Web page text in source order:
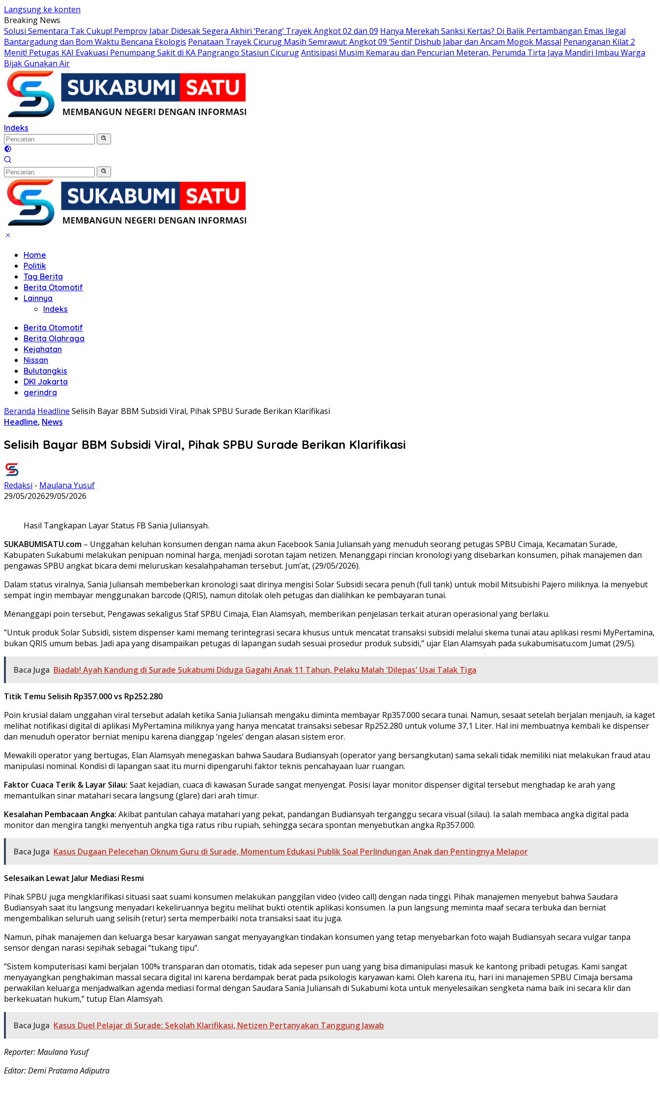
Langsung ke konten
Breaking News
Solusi Sementara Tak Cukup! Pemprov Jabar Didesak Segera Akhiri ‘Perang’ Trayek Angkot 02 dan 09 Hanya Merekah Sanksi Kertas? Di Balik Pertambangan Emas Ilegal
Bantargadung dan Bom Waktu Bencana Ekologis Penataan Trayek Cicurug Masih Semrawut: Angkot 09 ‘Sentil’ Dishub Jabar dan Ancam Mogok Massal Penanganan Kilat 2
Menit! Petugas KAI Evakuasi Penumpang Sakit di KA Pangrango Stasiun CicurugAntisipasi Musim Kemarau dan Pencurian Meteran, Perumda Tirta Jaya Mandiri Imbau Warga
Bijak Gunakan Air
Indeks
Home
Politik
Tag Berita
Berita Otomotif
Lainnya
Indeks
Berita Otomotif
Berita Olahraga
Kejahatan
Nissan
Bulutangkis
DKI Jakarta
gerindra
Beranda Headline Selisih Bayar BBM Subsidi Viral, Pihak SPBU Surade Berikan Klarifikasi
Headline, News
Selisih Bayar BBM Subsidi Viral, Pihak SPBU Surade Berikan Klarifikasi
Redaksi - Maulana Yusuf
29/05/202629/05/2026
Hasil Tangkapan Layar Status FB Sania Juliansyah.
SUKABUMISATU.com – Unggahan keluhan konsumen dengan nama akun Facebook Sania Juliansah yang menuduh seorang petugas SPBU Cimaja, Kecamatan Surade,
Kabupaten Sukabumi melakukan penipuan nominal harga, menjadi sorotan tajam netizen. Menanggapi rincian kronologi yang disebarkan konsumen, pihak manajemen dan
pengawas SPBU angkat bicara demi meluruskan kesalahpahaman tersebut. Jum’at, (29/05/2026).
​Dalam status viralnya, Sania Juliansah membeberkan kronologi saat dirinya mengisi Solar Subsidi secara penuh (full tank) untuk mobil Mitsubishi Pajero miliknya. Ia menyebut
sempat ingin membayar menggunakan barcode (QRIS), namun ditolak oleh petugas dan dialihkan ke pembayaran tunai.
​Menanggapi poin tersebut, Pengawas sekaligus Staf SPBU Cimaja, Elan Alamsyah, memberikan penjelasan terkait aturan operasional yang berlaku.
​”Untuk produk Solar Subsidi, sistem dispenser kami memang terintegrasi secara khusus untuk mencatat transaksi subsidi melalui skema tunai atau aplikasi resmi MyPertamina,
bukan QRIS umum bebas. Jadi apa yang disampaikan petugas di lapangan sudah sesuai prosedur produk subsidi,” ujar Elan Alamsyah pada sukabumisatu.com Jumat (29/5).
Baca Juga Biadab! Ayah Kandung di Surade Sukabumi Diduga Gagahi Anak 11 Tahun, Pelaku Malah 'Dilepas' Usai Talak Tiga
Titik Temu Selisih Rp357.000 vs Rp252.280
​Poin krusial dalam unggahan viral tersebut adalah ketika Sania Juliansah mengaku diminta membayar Rp357.000 secara tunai. Namun, sesaat setelah berjalan menjauh, ia kaget
melihat notifikasi digital di aplikasi MyPertamina miliknya yang hanya mencatat transaksi sebesar Rp252.280 untuk volume 37,1 Liter. Hal ini membuatnya kembali ke dispenser
dan menuduh operator berniat menipu karena dianggap ‘ngeles’ dengan alasan sistem eror.
​Mewakili operator yang bertugas, Elan Alamsyah menegaskan bahwa Saudara Budiansyah (operator yang bersangkutan) sama sekali tidak memiliki niat melakukan fraud atau
manipulasi nominal. Kondisi di lapangan saat itu murni dipengaruhi faktor teknis pencahayaan luar ruangan.
Faktor Cuaca Terik & Layar Silau: Saat kejadian, cuaca di kawasan Surade sangat menyengat. Posisi layar monitor dispenser digital tersebut menghadap ke arah yang
memantulkan sinar matahari secara langsung (glare) dari arah timur.
Kesalahan Pembacaan Angka: Akibat pantulan cahaya matahari yang pekat, pandangan Budiansyah terganggu secara visual (silau). Ia salah membaca angka digital pada
monitor dan mengira tangki menyentuh angka tiga ratus ribu rupiah, sehingga secara spontan menyebutkan angka Rp357.000.
Baca Juga Kasus Dugaan Pelecehan Oknum Guru di Surade, Momentum Edukasi Publik Soal Perlindungan Anak dan Pentingnya Melapor
Selesaikan Lewat Jalur Mediasi Resmi
​Pihak SPBU juga mengklarifikasi situasi saat suami konsumen melakukan panggilan video (video call) dengan nada tinggi. Pihak manajemen menyebut bahwa Saudara
Budiansyah saat itu langsung menyadari kekeliruannya begitu melihat bukti otentik aplikasi konsumen. Ia pun langsung meminta maaf secara terbuka dan berniat
mengembalikan seluruh uang selisih (retur) serta memperbaiki nota transaksi saat itu juga.
​Namun, pihak manajemen dan keluarga besar karyawan sangat menyayangkan tindakan konsumen yang tetap menyebarkan foto wajah Budiansyah secara vulgar tanpa
sensor dengan narasi sepihak sebagai “tukang tipu”.
​”Sistem komputerisasi kami berjalan 100% transparan dan otomatis, tidak ada sepeser pun uang yang bisa dimanipulasi masuk ke kantong pribadi petugas. Kami sangat
menyayangkan penghakiman massal secara digital ini karena berdampak berat pada psikologis karyawan kami. Oleh karena itu, hari ini manajemen SPBU Cimaja bersama
perwakilan keluarga menjadwalkan agenda mediasi formal dengan Saudara Sania Juliansah di Sukabumi kota untuk menyelesaikan sengketa nama baik ini secara klir dan
berkekuatan hukum,” tutup Elan Alamsyah.
Baca Juga Kasus Duel Pelajar di Surade: Sekolah Klarifikasi, Netizen Pertanyakan Tanggung Jawab
Reporter: Maulana Yusuf
Editor: Demi Pratama Adiputra